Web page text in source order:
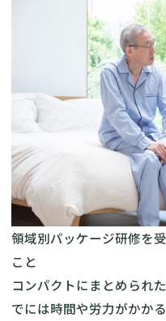
領域別パッケージ研修を
こと
コンパクトにまとめられ
でには時間や労力がかか